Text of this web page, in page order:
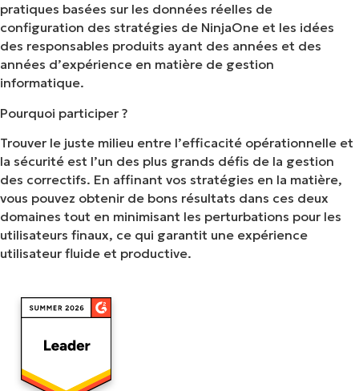
pratiques basées sur les données réelles de
configuration des stratégies de NinjaOne et les idées
des responsables produits ayant des années et des
années d’expérience en matière de gestion
informatique.
Pourquoi participer ?
Trouver le juste milieu entre l’efficacité opérationnelle et
la sécurité est l’un des plus grands défis de la gestion
des correctifs. En affinant vos stratégies en la matière,
vous pouvez obtenir de bons résultats dans ces deux
domaines tout en minimisant les perturbations pour les
utilisateurs finaux, ce qui garantit une expérience
utilisateur fluide et productive.